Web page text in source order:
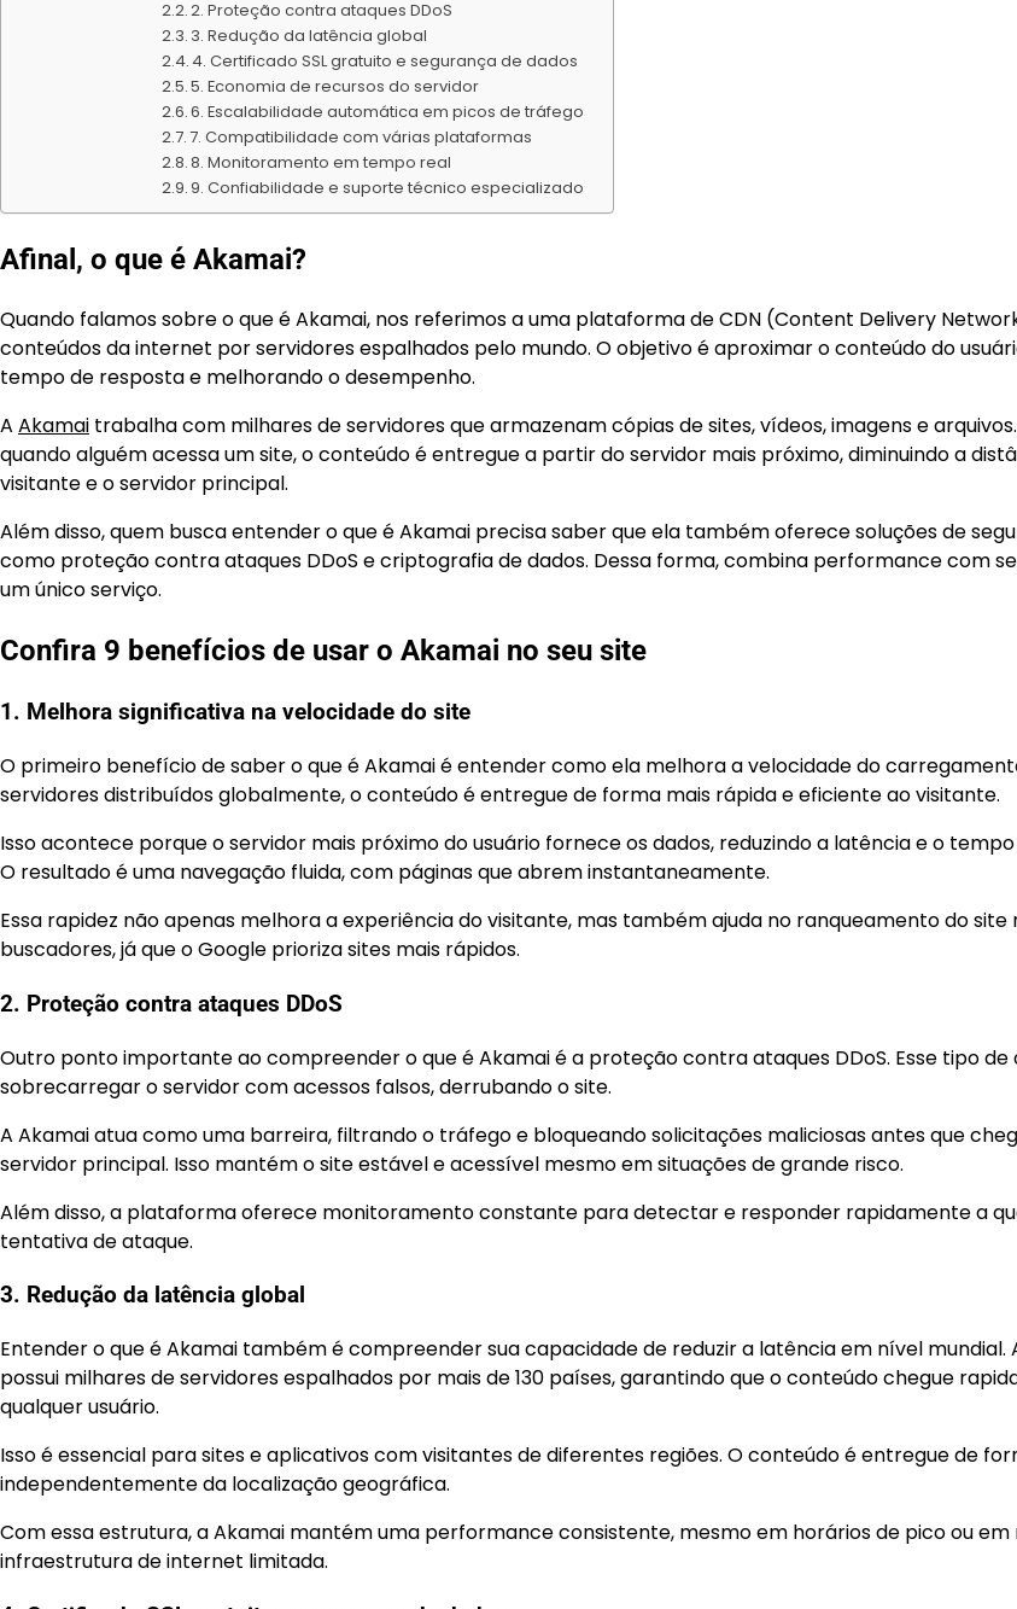
2. Proteção contra ataques DDoS
3. Redução da latência global
4. Certificado SSL gratuito e segurança de dados
5. Economia de recursos do servidor
6. Escalabilidade automática em picos de tráfego
7. Compatibilidade com várias plataformas
8. Monitoramento em tempo real
9. Confiabilidade e suporte técnico especializado
Afinal, o que é Akamai?
Quando falamos sobre o que é Akamai, nos referimos a uma plataforma de CDN (Content Delivery
conteúdos da internet por servidores espalhados pelo mundo. O objetivo é aproximar o conteúdo do
tempo de resposta e melhorando o desempenho.
A Akamai trabalha com milhares de servidores que armazenam cópias de sites, vídeos, imagens e
quando alguém acessa um site, o conteúdo é entregue a partir do servidor mais próximo, diminuindo a
visitante e o servidor principal.
Além disso, quem busca entender o que é Akamai precisa saber que ela também oferece soluções de
como proteção contra ataques DDoS e criptografia de dados. Dessa forma, combina performance com
um único serviço.
Confira 9 benefícios de usar o Akamai no seu site
1. Melhora significativa na velocidade do site
O primeiro benefício de saber o que é Akamai é entender como ela melhora a velocidade do
servidores distribuídos globalmente, o conteúdo é entregue de forma mais rápida e eficiente ao visitante.
Isso acontece porque o servidor mais próximo do usuário fornece os dados, reduzindo a latência e o
O resultado é uma navegação fluida, com páginas que abrem instantaneamente.
Essa rapidez não apenas melhora a experiência do visitante, mas também ajuda no ranqueamento do site
buscadores, já que o Google prioriza sites mais rápidos.
2. Proteção contra ataques DDoS
Outro ponto importante ao compreender o que é Akamai é a proteção contra ataques DDoS. Esse tipo
sobrecarregar o servidor com acessos falsos, derrubando o site.
A Akamai atua como uma barreira, filtrando o tráfego e bloqueando solicitações maliciosas antes que
servidor principal. Isso mantém o site estável e acessível mesmo em situações de grande risco.
Além disso, a plataforma oferece monitoramento constante para detectar e responder rapidamente a
tentativa de ataque.
3. Redução da latência global
Entender o que é Akamai também é compreender sua capacidade de reduzir a latência em nível mundial.
possui milhares de servidores espalhados por mais de 130 países, garantindo que o conteúdo chegue
qualquer usuário.
Isso é essencial para sites e aplicativos com visitantes de diferentes regiões. O conteúdo é entregue de
independentemente da localização geográfica.
Com essa estrutura, a Akamai mantém uma performance consistente, mesmo em horários de pico ou em
infraestrutura de internet limitada.